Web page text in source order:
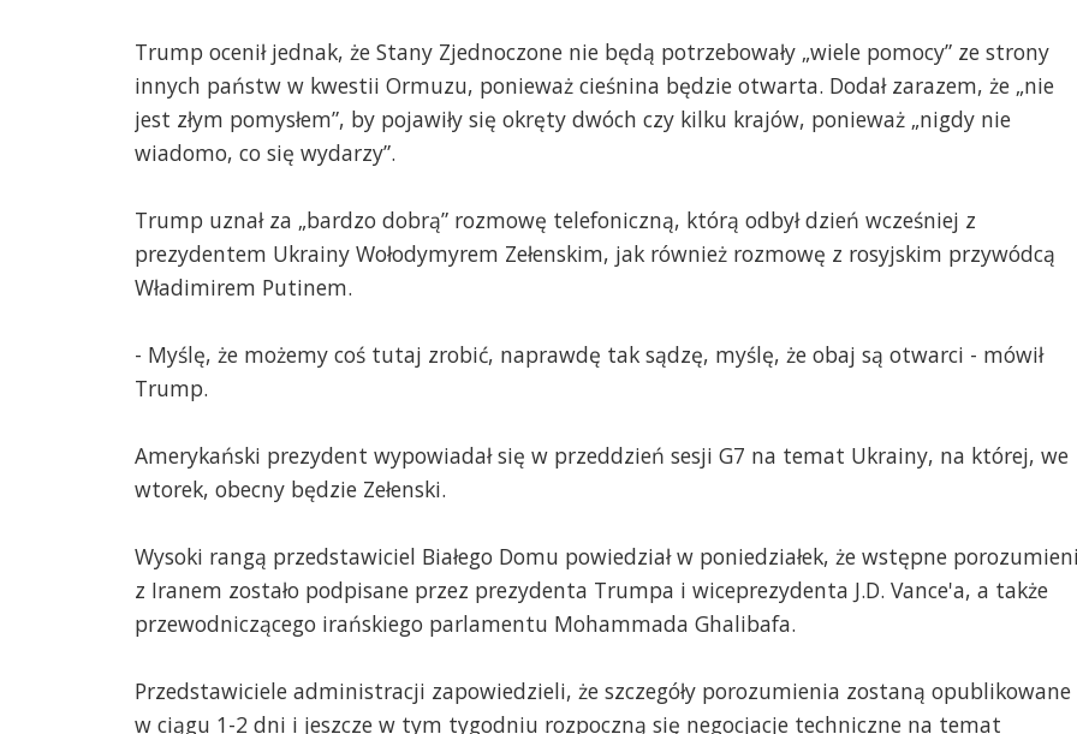
Trump ocenił jednak, że Stany Zjednoczone nie będą potrzebowały „wiele pomocy” ze strony
innych państw w kwestii Ormuzu, ponieważ cieśnina będzie otwarta. Dodał zarazem, że „nie
jest złym pomysłem”, by pojawiły się okręty dwóch czy kilku krajów, ponieważ „nigdy nie
wiadomo, co się wydarzy”.
Trump uznał za „bardzo dobrą” rozmowę telefoniczną, którą odbył dzień wcześniej z
prezydentem Ukrainy Wołodymyrem Zełenskim, jak również rozmowę z rosyjskim przywódcą
Władimirem Putinem.
- Myślę, że możemy coś tutaj zrobić, naprawdę tak sądzę, myślę, że obaj są otwarci - mówił
Trump.
Amerykański prezydent wypowiadał się w przeddzień sesji G7 na temat Ukrainy, na której, we
wtorek, obecny będzie Zełenski.
Wysoki rangą przedstawiciel Białego Domu powiedział w poniedziałek, że wstępne
z Iranem zostało podpisane przez prezydenta Trumpa i wiceprezydenta J.D. Vance'a, a także
przewodniczącego irańskiego parlamentu Mohammada Ghalibafa.
Przedstawiciele administracji zapowiedzieli, że szczegóły porozumienia zostaną opublikowane
w ciągu 1-2 dni i jeszcze w tym tygodniu rozpoczną się negocjacje techniczne na temat